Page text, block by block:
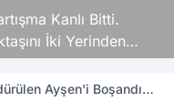
Kanlı Bitti.
İki Yerinden
Ayşen'i Boşandığı